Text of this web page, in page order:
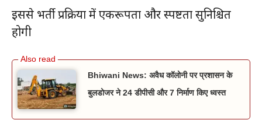
इससे भर्ती प्रक्रिया में एकरूपता और स्पष्टता सुनिश्चित
होगी
Bhiwani News: अवैध कॉलोनी पर प्रशासन के
बुलडोजर ने 24 डीपीसी और 7 निर्माण किए ध्वस्त